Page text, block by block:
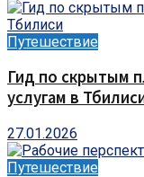
Путешествие
Гид по скрытым
услугам в
27.01.2026
Путешествие